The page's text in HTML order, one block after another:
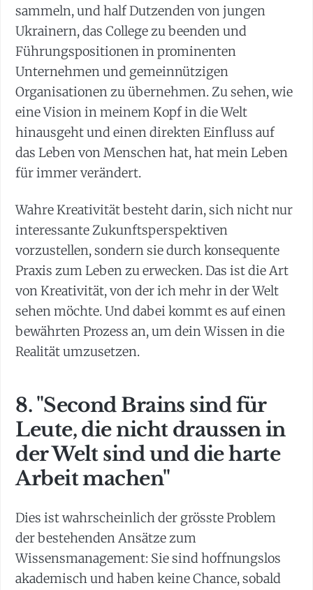
sammeln, und half Dutzenden von jungen
Ukrainern, das College zu beenden und
Führungspositionen in prominenten
Unternehmen und gemeinnützigen
Organisationen zu übernehmen. Zu sehen, wie
eine Vision in meinem Kopf in die Welt
hinausgeht und einen direkten Einfluss auf
das Leben von Menschen hat, hat mein Leben
für immer verändert.
Wahre Kreativität besteht darin, sich nicht nur
interessante Zukunftsperspektiven
vorzustellen, sondern sie durch konsequente
Praxis zum Leben zu erwecken. Das ist die Art
von Kreativität, von der ich mehr in der Welt
sehen möchte. Und dabei kommt es auf einen
bewährten Prozess an, um dein Wissen in die
Realität umzusetzen.
8. "Second Brains sind für
Leute, die nicht draussen in
der Welt sind und die harte
Arbeit machen"
Dies ist wahrscheinlich der grösste Problem
der bestehenden Ansätze zum
Wissensmanagement: Sie sind hoffnungslos
akademisch und haben keine Chance, sobald